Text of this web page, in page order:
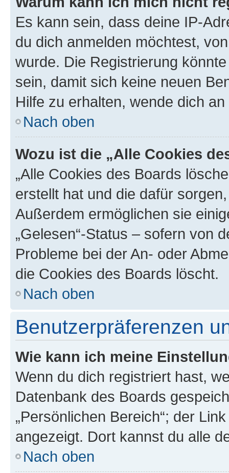
Es kann sein, dass deine IP-
du dich anmelden möchtest,
wurde. Die Registrierung
sein, damit sich keine neuen
Hilfe zu erhalten, wende dich
Nach oben
Wozu ist die „Alle Cookies
„Alle Cookies des Boards
erstellt hat und die dafür
Außerdem ermöglichen sie
„Gelesen“-Status – sofern von
Probleme bei der An- oder
die Cookies des Boards löscht.
Nach oben
Benutzerpräferenzen
Wie kann ich meine
Wenn du dich registriert hast,
Datenbank des Boards
„Persönlichen Bereich“; der
angezeigt. Dort kannst du alle
Nach oben